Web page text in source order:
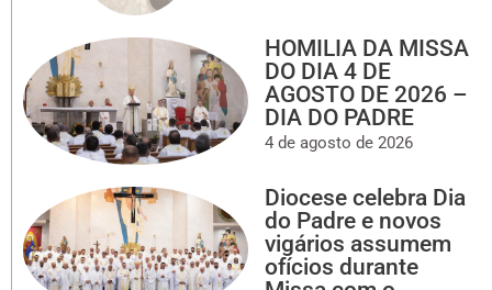
HOMILIA DA MISSA
DO DIA 4 DE
AGOSTO DE 2026 –
DIA DO PADRE
4 de agosto de 2026
Diocese celebra Dia
do Padre e novos
vigários assumem
ofícios durante